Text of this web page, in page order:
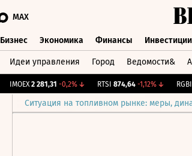
MAX
Бизнес Экономика Финансы Инвестиции
Идеи управления Город Ведомости&
IMOEX 2 281,31 -0,2%↓ RTSI 874,64 -1,12%↓ RGBI
Ситуация на топливном рынке: меры,